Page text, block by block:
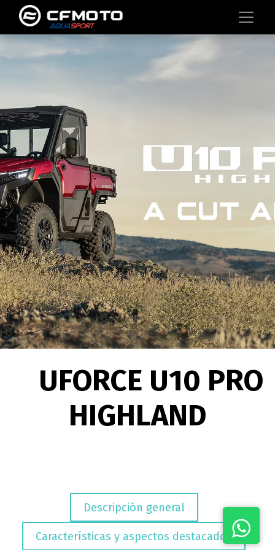
UFORCE U10 PRO
HIGHLAND
Descripción general
Características y aspectos destacados ​ ​